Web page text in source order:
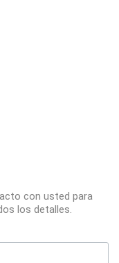
con usted para
los detalles.